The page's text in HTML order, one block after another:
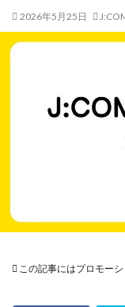
2026年5月25日
この記事にはプロモー